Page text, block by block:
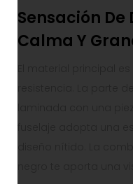
Sensación De
Calma Y